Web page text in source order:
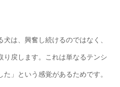
は、興奮し続けるのではなく、
り戻します。これは単なるテンシ
」という感覚があるためです。